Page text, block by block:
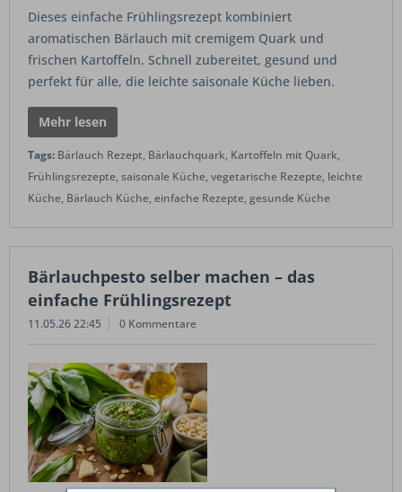
Dieses einfache Frühlingsrezept kombiniert
aromatischen Bärlauch mit cremigem Quark und
frischen Kartoffeln. Schnell zubereitet, gesund und
perfekt für alle, die leichte saisonale Küche lieben.
Mehr lesen
Tags: Bärlauch Rezept, Bärlauchquark, Kartoffeln mit Quark,
Frühlingsrezepte, saisonale Küche, vegetarische Rezepte, leichte
Küche, Bärlauch Küche, einfache Rezepte, gesunde Küche
Bärlauchpesto selber machen – das
einfache Frühlingsrezept
11.05.26 22:45 0 Kommentare